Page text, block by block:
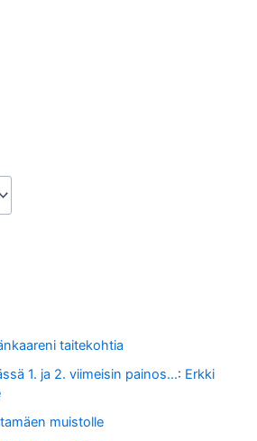
taitekohtia
1. ja 2. viimeisin painos...: Erkki
muistolle